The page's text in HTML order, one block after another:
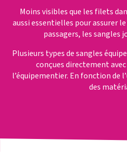
Moins visibles que les filets
aussi essentielles pour assurer
passagers, les sangles
Plusieurs types de sangles
conçues directement
l’équipementier. En fonction de
des